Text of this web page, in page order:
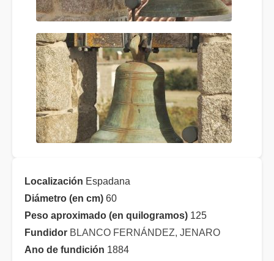
Localización Espadana
Diámetro (en cm) 60
Peso aproximado (en quilogramos) 125
Fundidor BLANCO FERNÁNDEZ, JENARO
Ano de fundición 1884